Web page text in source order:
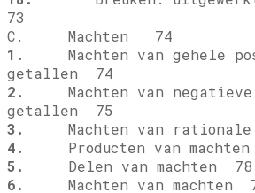
73
C. Machten 74
1.
Machten van gehele
getallen 74
2.
Machten van negatieve
getallen 75
3.
Machten van
4.
Producten van
5.
Delen van machten 78
6.
Machten van machten